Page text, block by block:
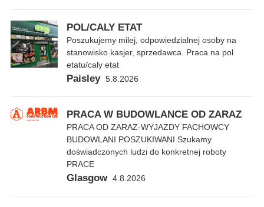
POL/CALY ETAT
Poszukujemy milej, odpowiedzialnej osoby na
stanowisko kasjer, sprzedawca. Praca na pol
etatu/caly etat
Paisley 5.8.2026
PRACA W BUDOWLANCE OD ZARAZ
PRACA OD ZARAZ-WYJAZDY FACHOWCY
BUDOWLANI POSZUKIWANI Szukamy
doświadczonych ludzi do konkretnej roboty
PRACE
Glasgow 4.8.2026